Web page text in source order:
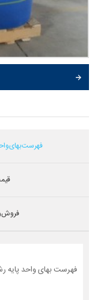
فهرست بهای
فروش
فهرست بهای واحد پایه